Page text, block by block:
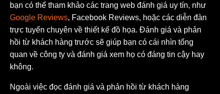
bạn có thể tham khảo các trang web đánh giá uy tín, như
Google Reviews, Facebook Reviews, hoặc các diễn đàn
trực tuyến chuyên về thiết kế đồ họa. Đánh giá và phản
hồi từ khách hàng trước sẽ giúp bạn có cái nhìn tổng
quan về công ty và đánh giá xem họ có đáng tin cậy hay
không.
Ngoài việc đọc đánh giá và phản hồi từ khách hàng